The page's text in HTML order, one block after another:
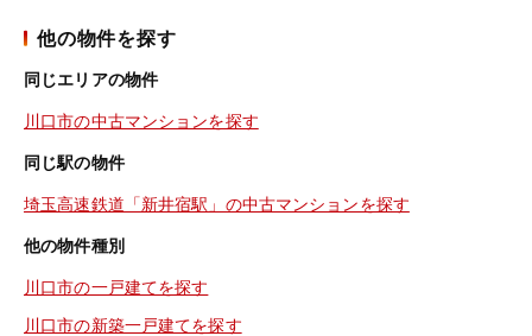
他の物件を探す
同じエリアの物件
川口市の中古マンションを探す
同じ駅の物件
埼玉高速鉄道「新井宿駅」の中古マンションを探す
他の物件種別
川口市の一戸建てを探す
川口市の新築一戸建てを探す